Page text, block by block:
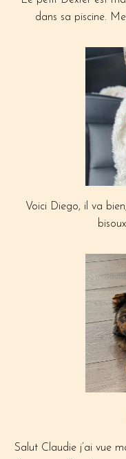
dans sa piscine.
Voici Diego, il va
Salut Claudie j’ai vue